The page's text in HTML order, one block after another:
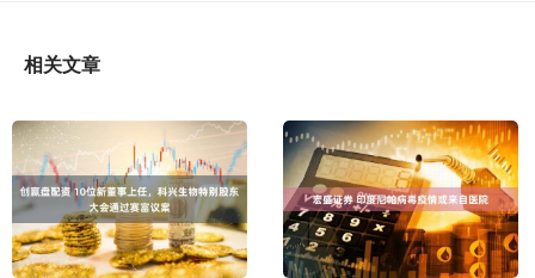
相关文章